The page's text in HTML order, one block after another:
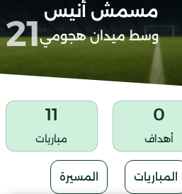
مسمش أنيس
وسط ميدان هجومي21
0
أهداف
11
مباريات
المباريات المسيرة